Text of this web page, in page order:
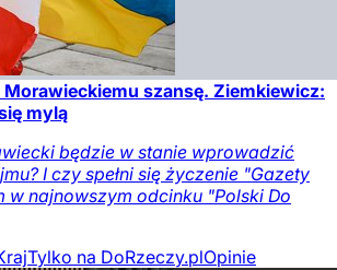
szansę. Ziemkiewicz:
mylą
będzie w stanie wprowadzić
I czy spełni się życzenie "Gazety
w najnowszym odcinku "Polski Do
Tylko na DoRzeczy.plOpinie